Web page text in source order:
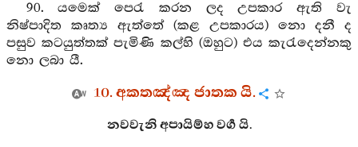
90. යමෙක් පෙරැ කරන ලද උපකාර ඇති වැ
නිෂ්පාදිත කෘත්‍ය ඇත්තේ (කළ උපකාරය) නො දනී ද
පසුව කටයුත්තක් පැමිණි කල්හි (ඔහුට) එය කැරැදෙන්නකු
නො ලබා යී.
10. අකතඤ්ඤ ජාතක යි.
නවවැනි අපායිම්හ වර්‍ග යි.